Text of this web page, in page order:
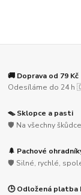
🚚 Doprava od 79 Kč
Odesíláme do 24
🪤 Sklopce a pasti
🛡️ Na všechny
🌲 Pachové
🛡️ Silné, rychlé,
🕒 Odložená platba